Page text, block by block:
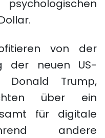
von der
der neuen US-
Donald Trump,
über ein
für digitale
andere